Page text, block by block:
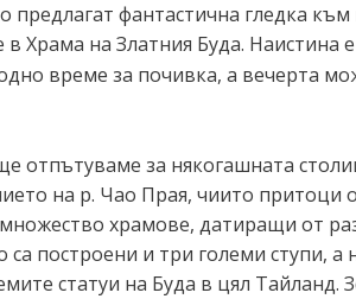
предлагат фантастична гледка
Храма на Златния Буда. Наистина
време за почивка, а вечерта
отпътуваме за някогашната
на р. Чао Прая, чиито притоци
храмове, датиращи от
са построени и три големи ступи,
статуи на Буда в цял